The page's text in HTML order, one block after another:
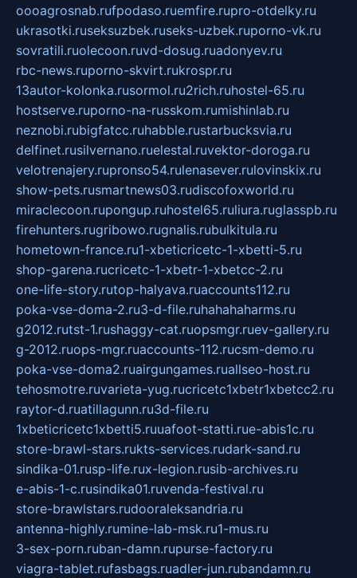
oooagrosnab.rufpodaso.ruemfire.rupro-otdelky.ru
ukrasotki.ruseksuzbek.ruseks-uzbek.ruporno-vk.ru
sovratili.ruolecoon.ruvd-dosug.ruadonyev.ru
rbc-news.ruporno-skvirt.rukrospr.ru
13autor-kolonka.rusormol.ru2rich.ruhostel-65.ru
hostserve.ruporno-na-russkom.rumishinlab.ru
neznobi.rubigfatcc.ruhabble.rustarbucksvia.ru
delfinet.rusilvernano.ruelestal.ruvektor-doroga.ru
velotrenajery.rupronso54.rulenasever.rulovinskix.ru
show-pets.rusmartnews03.rudiscofoxworld.ru
miraclecoon.rupongup.ruhostel65.ruliura.ruglasspb.ru
firehunters.rugribowo.rugnalis.rubulkitula.ru
hometown-france.ru1-xbeticricetc-1-xbetti-5.ru
shop-garena.rucricetc-1-xbetr-1-xbetcc-2.ru
one-life-story.rutop-halyava.ruaccounts112.ru
poka-vse-doma-2.ru3-d-file.ruhahahaharms.ru
g2012.rutst-1.rushaggy-cat.ruopsmgr.ruev-gallery.ru
g-2012.ruops-mgr.ruaccounts-112.rucsm-demo.ru
poka-vse-doma2.ruairgungames.ruallseo-host.ru
tehosmotre.ruvarieta-yug.rucricetc1xbetr1xbetcc2.ru
raytor-d.ruatillagunn.ru3d-file.ru
1xbeticricetc1xbetti5.ruuafoot-statti.rue-abis1c.ru
store-brawl-stars.rukts-services.rudark-sand.ru
sindika-01.rusp-life.rux-legion.rusib-archives.ru
e-abis-1-c.rusindika01.ruvenda-festival.ru
store-brawlstars.rudooraleksandria.ru
antenna-highly.rumine-lab-msk.ru1-mus.ru
3-sex-porn.ruban-damn.rupurse-factory.ru
viagra-tablet.rufasbags.ruadler-jun.rubandamn.ru